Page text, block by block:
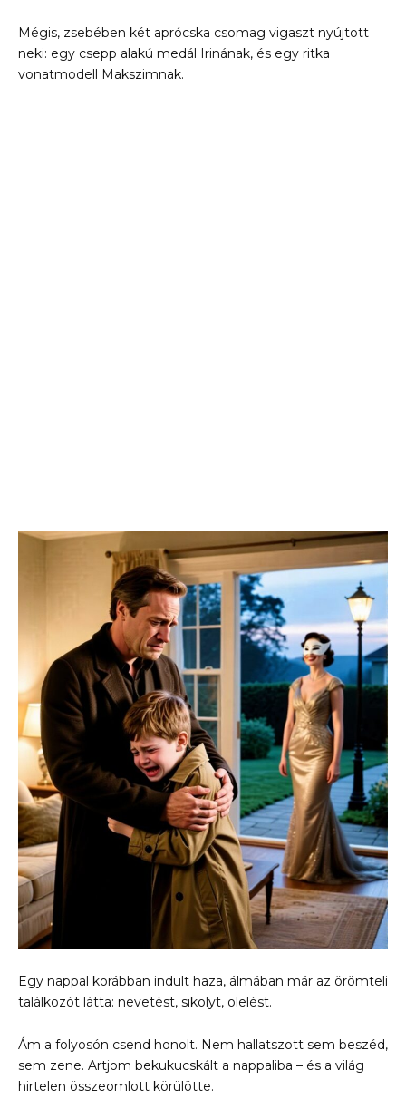
Mégis, zsebében két aprócska csomag vigaszt nyújtott
neki: egy csepp alakú medál Irinának, és egy ritka
vonatmodell Makszimnak.
Egy nappal korábban indult haza, álmában már az örömteli
találkozót látta: nevetést, sikolyt, ölelést.
Ám a folyosón csend honolt. Nem hallatszott sem beszéd,
sem zene. Artjom bekukucskált a nappaliba – és a világ
hirtelen összeomlott körülötte.